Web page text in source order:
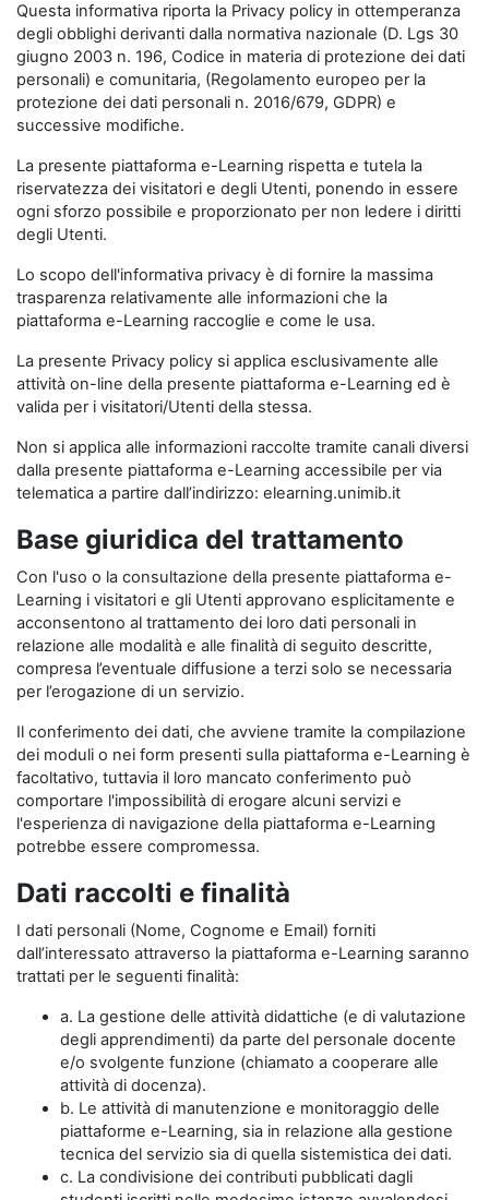
Questa informativa riporta la Privacy policy in ottemperanza
degli obblighi derivanti dalla normativa nazionale (D. Lgs 30
giugno 2003 n. 196, Codice in materia di protezione dei dati
personali) e comunitaria, (Regolamento europeo per la
protezione dei dati personali n. 2016/679, GDPR) e
successive modifiche.
La presente piattaforma e-Learning rispetta e tutela la
riservatezza dei visitatori e degli Utenti, ponendo in essere
ogni sforzo possibile e proporzionato per non ledere i diritti
degli Utenti.
Lo scopo dell'informativa privacy è di fornire la massima
trasparenza relativamente alle informazioni che la
piattaforma e-Learning raccoglie e come le usa.
La presente Privacy policy si applica esclusivamente alle
attività on-line della presente piattaforma e-Learning ed è
valida per i visitatori/Utenti della stessa.
Non si applica alle informazioni raccolte tramite canali diversi
dalla presente piattaforma e-Learning accessibile per via
telematica a partire dall’indirizzo: elearning.unimib.it
Base giuridica del trattamento
Con l'uso o la consultazione della presente piattaforma e-
Learning i visitatori e gli Utenti approvano esplicitamente e
acconsentono al trattamento dei loro dati personali in
relazione alle modalità e alle finalità di seguito descritte,
compresa l’eventuale diffusione a terzi solo se necessaria
per l’erogazione di un servizio.
Il conferimento dei dati, che avviene tramite la compilazione
dei moduli o nei form presenti sulla piattaforma e-Learning è
facoltativo, tuttavia il loro mancato conferimento può
comportare l'impossibilità di erogare alcuni servizi e
l'esperienza di navigazione della piattaforma e-Learning
potrebbe essere compromessa.
Dati raccolti e finalità
I dati personali (Nome, Cognome e Email) forniti
dall’interessato attraverso la piattaforma e-Learning saranno
trattati per le seguenti finalità:
a. La gestione delle attività didattiche (e di valutazione
degli apprendimenti) da parte del personale docente
e/o svolgente funzione (chiamato a cooperare alle
attività di docenza).
b. Le attività di manutenzione e monitoraggio delle
piattaforme e-Learning, sia in relazione alla gestione
tecnica del servizio sia di quella sistemistica dei dati.
c. La condivisione dei contributi pubblicati dagli